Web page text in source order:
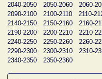
2040-2050
2050-2060 2060-
2090-2100
2100-2110 2110-
2140-2150
2150-2160 2160-
2190-2200
2200-2210 2210-
2240-2250
2250-2260 2260-
2290-2300
2300-2310 2310-
2340-2350
2350-2360